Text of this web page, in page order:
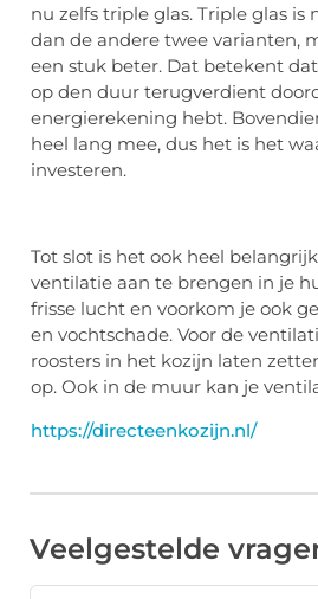
nu zelfs triple glas. Triple glas
dan de andere twee varianten,
een stuk beter. Dat betekent
op den duur terugverdient
energierekening hebt.
heel lang mee, dus het is het
investeren.
Tot slot is het ook heel
ventilatie aan te brengen in je
frisse lucht en voorkom je ook
en vochtschade. Voor de
roosters in het kozijn laten
op. Ook in de muur kan je
https://directeenkozijn.nl/
Veelgestelde